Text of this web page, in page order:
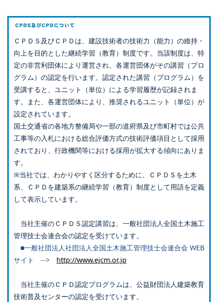
ＣＰＤＳ及びＣＰＤは、建設技術者の技術力（能力）の維持・
向上を目的とした継続学習（教育）制度です。当該制度は、特
定の非営利団体により運営され、各運営団体がその講習（プロ
グラム）の認定を行います。認定された講習（プログラム）を
受講すると、ユニット（単位）による学習履歴が記録されま
す。また、各運営団体により、推奨されるユニット（単位）が
設定されています。
国土交通省の各地方整備局や一部の道府県及び市町村では公共
工事等の入札における総合評価方式の技術評価項目として採用
されており、行政機関等における採用が拡大する傾向にありま
す。
※当社では、わかりやすく区分するために、ＣＰＤＳを土木
系、ＣＰＤを建築系の継続学習（教育）制度として用語を定義
して表示しています。
当社主催のＣＰＤＳ認定講習は、一般社団法人全国土木施工
管理技士会連合会の認定を受けています。
■一般社団法人社団法人全国土木施工管理技士会連合会 WEB
サイト --> http://www.ejcm.or.jp
当社主催のＣＰＤ認定プログラムは、公益財団法人建築教育
技術普及センターの認定を受けています。